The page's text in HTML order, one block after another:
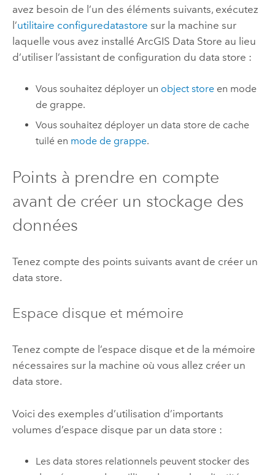
avez besoin de l’un des éléments suivants, exécutez
l’utilitaire configuredatastore sur la machine sur
laquelle vous avez installé ArcGIS Data Store au lieu
d’utiliser l’assistant de configuration du data store :
Vous souhaitez déployer un object store en mode
de grappe.
Vous souhaitez déployer un data store de cache
tuilé en mode de grappe.
Points à prendre en compte
avant de créer un stockage des
données
Tenez compte des points suivants avant de créer un
data store.
Espace disque et mémoire
Tenez compte de l’espace disque et de la mémoire
nécessaires sur la machine où vous allez créer un
data store.
Voici des exemples d’utilisation d’importants
volumes d’espace disque par un data store :
Les data stores relationnels peuvent stocker des